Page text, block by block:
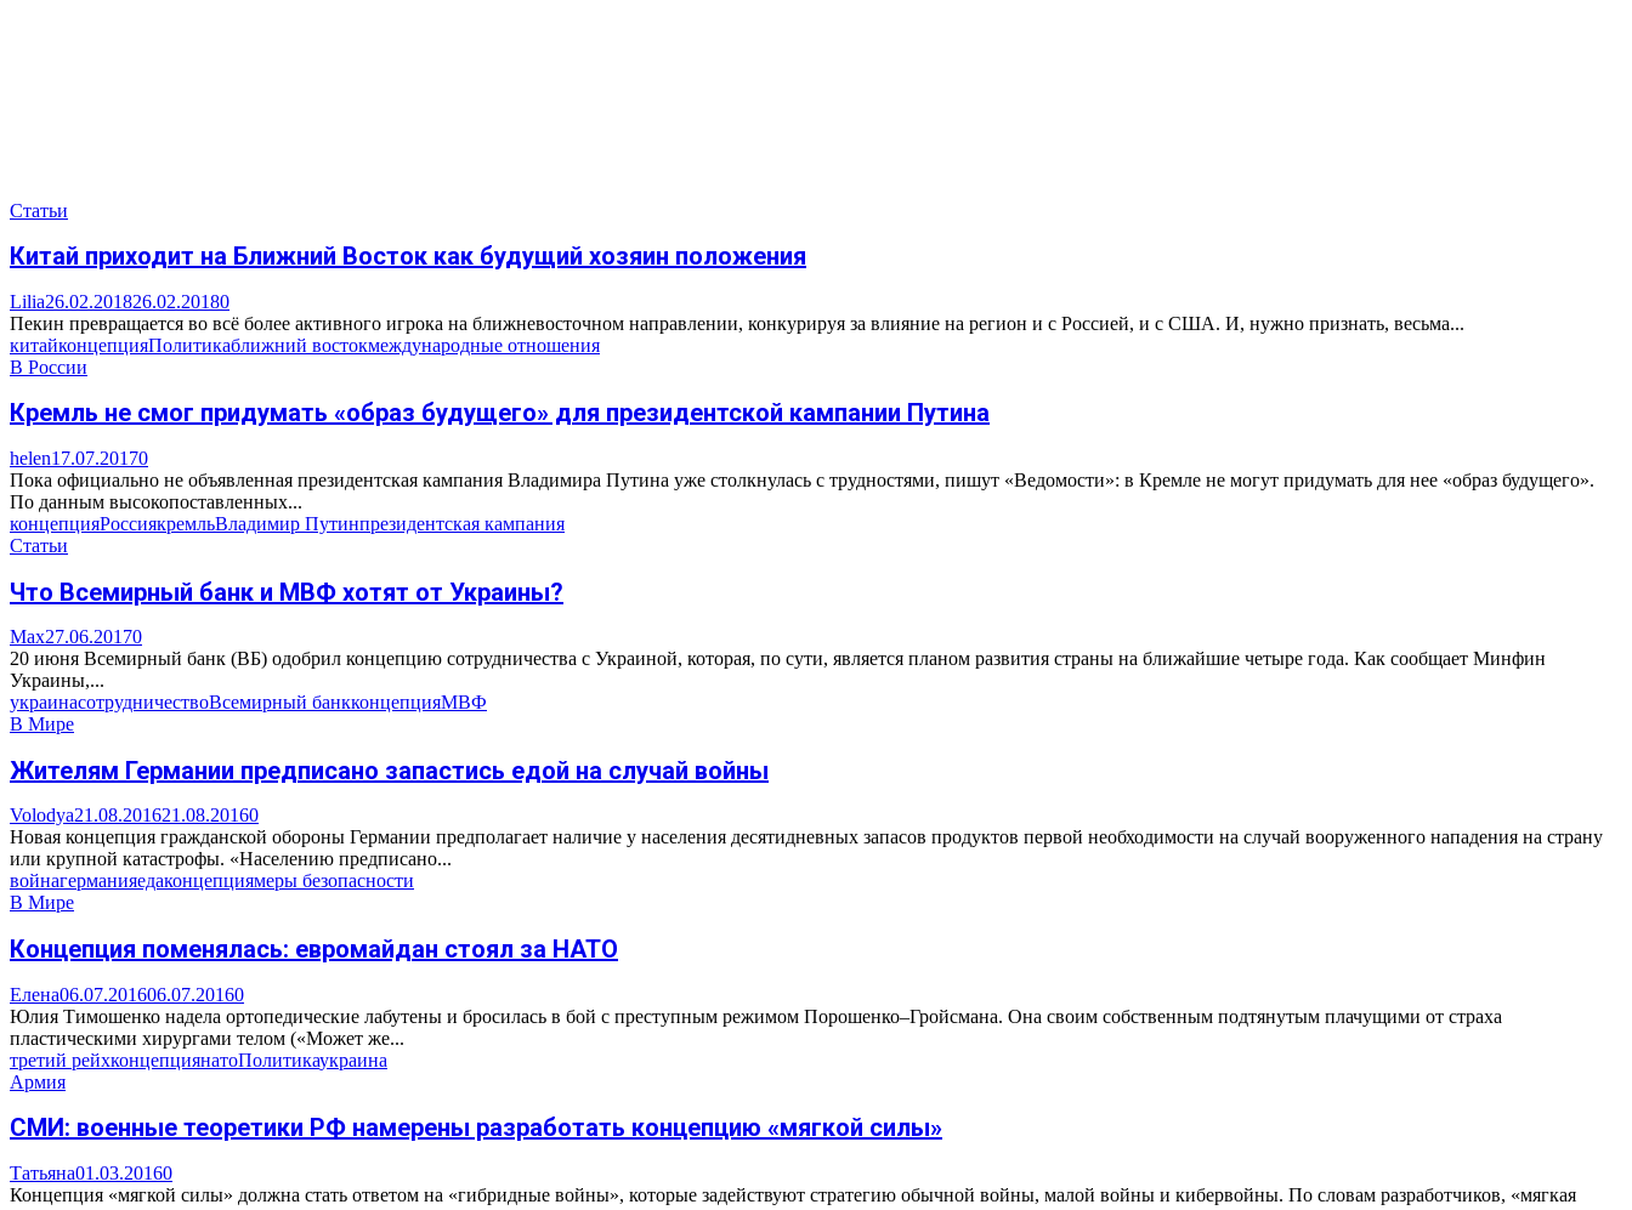
Статьи
Китай приходит на Ближний Восток как будущий хозяин положения
Lilia26.02.201826.02.20180
Пекин превращается во всё более активного игрока на ближневосточном направлении, конкурируя за влияние на регион и с Россией, и с США. И, нужно признать, весьма...
китайконцепцияПолитикаближний востокмеждународные отношения
В России
Кремль не смог придумать «образ будущего» для президентской кампании Путина
helen17.07.20170
Пока официально не объявленная президентская кампания Владимира Путина уже столкнулась с трудностями, пишут «Ведомости»: в Кремле не могут придумать для нее «образ будущего».
По данным высокопоставленных...
концепцияРоссиякремльВладимир Путинпрезидентская кампания
Статьи
Что Всемирный банк и МВФ хотят от Украины?
Max27.06.20170
20 июня Всемирный банк (ВБ) одобрил концепцию сотрудничества с Украиной, которая, по сути, является планом развития страны на ближайшие четыре года. Как сообщает Минфин
Украины,...
украинасотрудничествоВсемирный банкконцепцияМВФ
В Мире
Жителям Германии предписано запастись едой на случай войны
Volodya21.08.201621.08.20160
Новая концепция гражданской обороны Германии предполагает наличие у населения десятидневных запасов продуктов первой необходимости на случай вооруженного нападения на страну
или крупной катастрофы. «Населению предписано...
войнагерманияедаконцепциямеры безопасности
В Мире
Концепция поменялась: евромайдан стоял за НАТО
Елена06.07.201606.07.20160
Юлия Тимошенко надела ортопедические лабутены и бросилась в бой с преступным режимом Порошенко–Гройсмана. Она своим собственным подтянутым плачущими от страха
пластическими хирургами телом («Может же...
третий рейхконцепциянатоПолитикаукраина
Армия
СМИ: военные теоретики РФ намерены разработать концепцию «мягкой силы»
Татьяна01.03.20160
Концепция «мягкой силы» должна стать ответом на «гибридные войны», которые задействуют стратегию обычной войны, малой войны и кибервойны. По словам разработчиков, «мягкая